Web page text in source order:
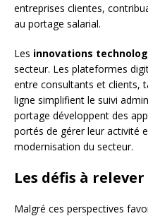
entreprises clientes,
au portage salarial.
Les innovations
secteur. Les plateformes
entre consultants et clients,
ligne simplifient le suivi
portage développent des
portés de gérer leur activité
modernisation du secteur.
Les défis à relever
Malgré ces perspectives